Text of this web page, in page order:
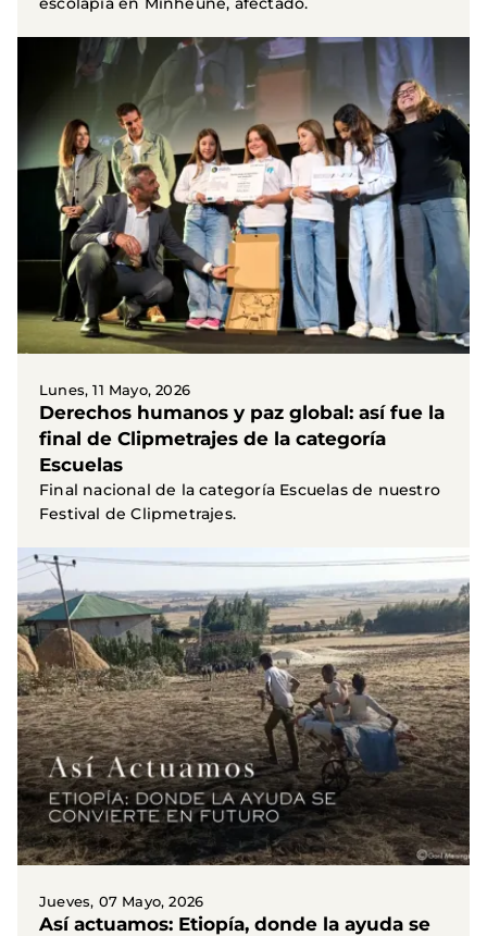
Lunes, 11 Mayo, 2026
Derechos humanos y paz global: así fue la
final de Clipmetrajes de la categoría
Escuelas
Final nacional de la categoría Escuelas de nuestro
Festival de Clipmetrajes.
Jueves, 07 Mayo, 2026
Así actuamos: Etiopía, donde la ayuda se